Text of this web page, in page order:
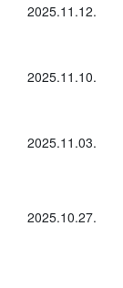
2025.11.12.
2025.11.10.
2025.11.03.
2025.10.27.